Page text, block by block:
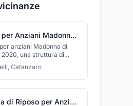
Casa Famiglia per Anziani Madonna di Fatima
anziani Madonna di
2020, una struttura di
per le camere che per i
una risposta al
di luoghi familiari, che
e ospitalità a
Le camere doppie
, Catanzaro
Casa Igea Casa di Riposo per Anziani